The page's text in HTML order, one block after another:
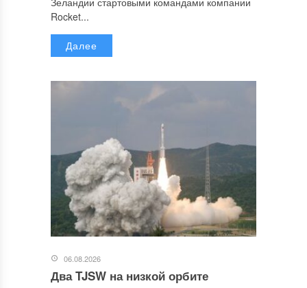
Rocket...
Далее
06.08.2026
Два TJSW на низкой орбите